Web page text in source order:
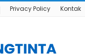
Privacy Policy Kontak